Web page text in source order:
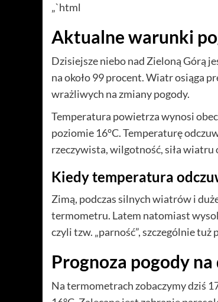
„`html
Aktualne warunki
Dzisiejsze niebo nad Zieloną Górą
na około 99 procent. Wiatr osiąga
wrażliwych na zmiany pogody.
Temperatura powietrza wynosi
poziomie 16°C. Temperaturę
rzeczywista, wilgotność, siła
Kiedy temperatura
Zimą, podczas silnych wiatrów i
termometru. Latem natomiast
czyli tzw. „parność”, szczególnie tuż
Prognoza pogody
Na termometrach zobaczymy dziś